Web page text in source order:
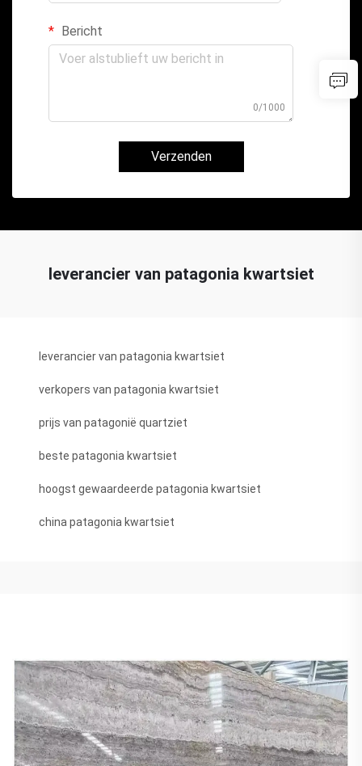
Bericht
0/1000
Verzenden
leverancier van patagonia kwartsiet
leverancier van patagonia kwartsiet
verkopers van patagonia kwartsiet
prijs van patagonië quartziet
beste patagonia kwartsiet
hoogst gewaardeerde patagonia kwartsiet
china patagonia kwartsiet